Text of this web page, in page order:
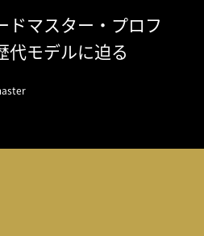
ドマスター・プロフ
代モデルに迫る